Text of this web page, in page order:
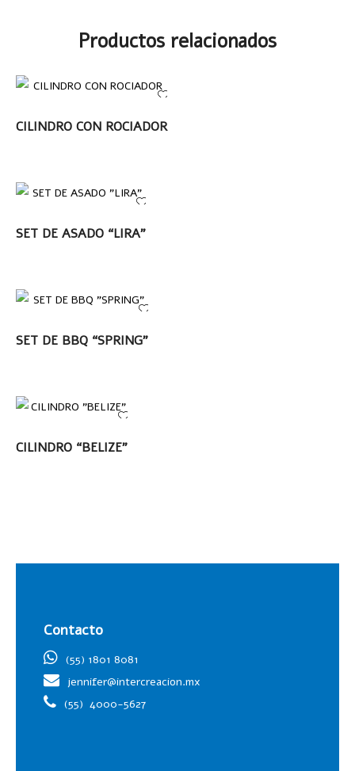
Productos relacionados
LEER MÁS
CILINDRO CON ROCIADOR
LEER MÁS
SET DE ASADO “LIRA”
LEER MÁS
SET DE BBQ “SPRING”
LEER MÁS
CILINDRO “BELIZE”
Contacto
(55) 1801 8081
jennifer@intercreacion.mx
(55) 4000-5627